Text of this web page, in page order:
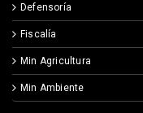
Defensoría
Fiscalía
Min Agricultura
Min Ambiente